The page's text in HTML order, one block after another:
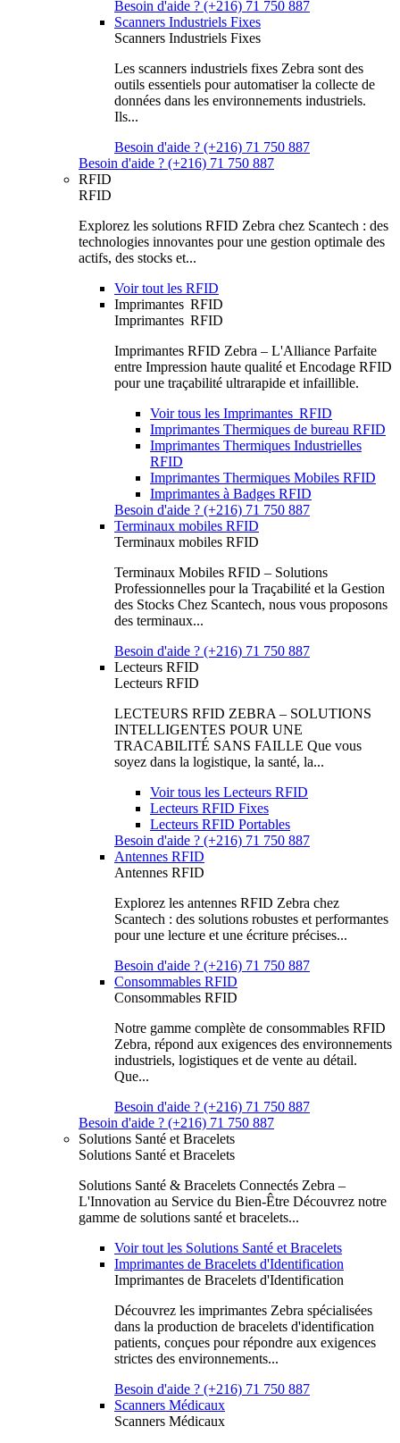
Besoin d'aide ? (+216) 71 750 887
Scanners Industriels Fixes
Scanners Industriels Fixes
Les scanners industriels fixes Zebra sont des
outils essentiels pour automatiser la collecte de
données dans les environnements industriels.
Ils...
Besoin d'aide ? (+216) 71 750 887
Besoin d'aide ? (+216) 71 750 887
RFID
RFID
Explorez les solutions RFID Zebra chez Scantech : des
technologies innovantes pour une gestion optimale des
actifs, des stocks et...
Voir tout les RFID
Imprimantes RFID
Imprimantes RFID
Imprimantes RFID Zebra – L'Alliance Parfaite
entre Impression haute qualité et Encodage RFID
pour une traçabilité ultrarapide et infaillible.
Voir tous les Imprimantes RFID
Imprimantes Thermiques de bureau RFID
Imprimantes Thermiques Industrielles
RFID
Imprimantes Thermiques Mobiles RFID
Imprimantes à Badges RFID
Besoin d'aide ? (+216) 71 750 887
Terminaux mobiles RFID
Terminaux mobiles RFID
Terminaux Mobiles RFID – Solutions
Professionnelles pour la Traçabilité et la Gestion
des Stocks Chez Scantech, nous vous proposons
des terminaux...
Besoin d'aide ? (+216) 71 750 887
Lecteurs RFID
Lecteurs RFID
LECTEURS RFID ZEBRA – SOLUTIONS
INTELLIGENTES POUR UNE
TRACABILITÉ SANS FAILLE Que vous
soyez dans la logistique, la santé, la...
Voir tous les Lecteurs RFID
Lecteurs RFID Fixes
Lecteurs RFID Portables
Besoin d'aide ? (+216) 71 750 887
Antennes RFID
Antennes RFID
Explorez les antennes RFID Zebra chez
Scantech : des solutions robustes et performantes
pour une lecture et une écriture précises...
Besoin d'aide ? (+216) 71 750 887
Consommables RFID
Consommables RFID
Notre gamme complète de consommables RFID
Zebra, répond aux exigences des environnements
industriels, logistiques et de vente au détail.
Que...
Besoin d'aide ? (+216) 71 750 887
Besoin d'aide ? (+216) 71 750 887
Solutions Santé et Bracelets
Solutions Santé et Bracelets
Solutions Santé & Bracelets Connectés Zebra –
L'Innovation au Service du Bien-Être Découvrez notre
gamme de solutions santé et bracelets...
Voir tout les Solutions Santé et Bracelets
Imprimantes de Bracelets d'Identification
Imprimantes de Bracelets d'Identification
Découvrez les imprimantes Zebra spécialisées
dans la production de bracelets d'identification
patients, conçues pour répondre aux exigences
strictes des environnements...
Besoin d'aide ? (+216) 71 750 887
Scanners Médicaux
Scanners Médicaux